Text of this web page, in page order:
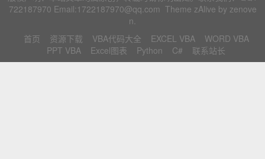
722187970 Email:1722187970@qq.com Theme zAlive by zenove
n.
首页
资源下载 VBA代码大全 EXCEL VBA
WORD VBA
PPT VBA
Excel图表 Python C# 联系站长